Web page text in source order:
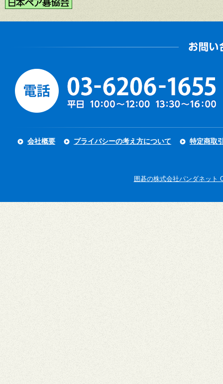
会社概要 プライバシーの考え方について 特定商取
囲碁の株式会社パンダネット